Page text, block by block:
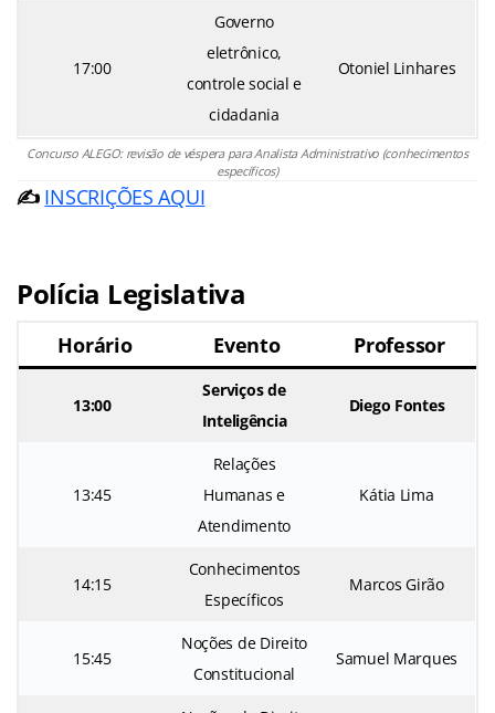
17:00
Governo
eletrônico,
controle social e
cidadania
Otoniel Linhares
Concurso ALEGO: revisão de véspera para Analista Administrativo (conhecimentos
específicos)
✍️ INSCRIÇÕES AQUI
Polícia Legislativa
Horário Evento Professor
13:00
Serviços de
Inteligência
Diego Fontes
13:45
Relações
Humanas e
Atendimento
Kátia Lima
14:15
Conhecimentos
Específicos
Marcos Girão
15:45
Noções de Direito
Constitucional
Samuel Marques